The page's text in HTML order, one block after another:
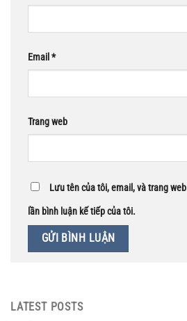
Email *
Trang web
Lưu tên của tôi, email, và trang
lần bình luận kế tiếp của tôi.
LATEST POSTS